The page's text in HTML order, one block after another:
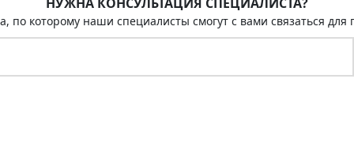
по которому наши специалисты смогут с вами связаться для